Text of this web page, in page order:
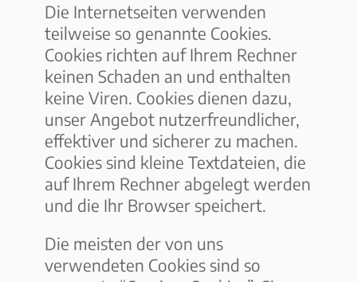
Die Internetseiten verwenden
teilweise so genannte Cookies.
Cookies richten auf Ihrem Rechner
keinen Schaden an und enthalten
keine Viren. Cookies dienen dazu,
unser Angebot nutzerfreundlicher,
effektiver und sicherer zu machen.
Cookies sind kleine Textdateien, die
auf Ihrem Rechner abgelegt werden
und die Ihr Browser speichert.
Die meisten der von uns
verwendeten Cookies sind so